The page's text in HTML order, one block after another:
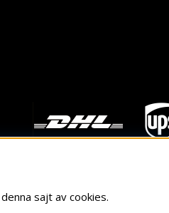
sajt av cookies.